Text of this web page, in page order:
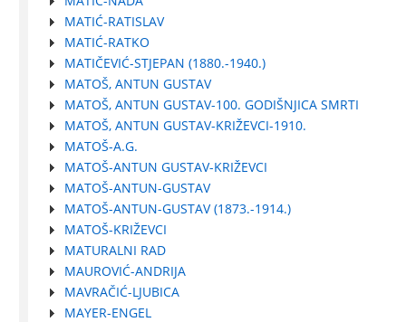
MATIĆ-RATISLAV
MATIĆ-RATKO
MATIČEVIĆ-STJEPAN (1880.-1940.)
MATOŠ, ANTUN GUSTAV
MATOŠ, ANTUN GUSTAV-100. GODIŠNJICA SMRTI
MATOŠ, ANTUN GUSTAV-KRIŽEVCI-1910.
MATOŠ-A.G.
MATOŠ-ANTUN GUSTAV-KRIŽEVCI
MATOŠ-ANTUN-GUSTAV
MATOŠ-ANTUN-GUSTAV (1873.-1914.)
MATOŠ-KRIŽEVCI
MATURALNI RAD
MAUROVIĆ-ANDRIJA
MAVRAČIĆ-LJUBICA
MAYER-ENGEL